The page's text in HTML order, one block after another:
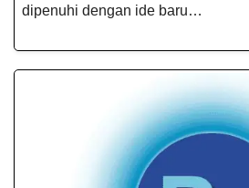
dipenuhi dengan ide baru…